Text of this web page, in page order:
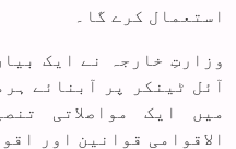
استعمال کرے گا۔
وزارتِ خارجہ نے ایک
آئل ٹینکر پر آبنائے
میں ایک مواصلاتی
الاقوامی قوانین اور